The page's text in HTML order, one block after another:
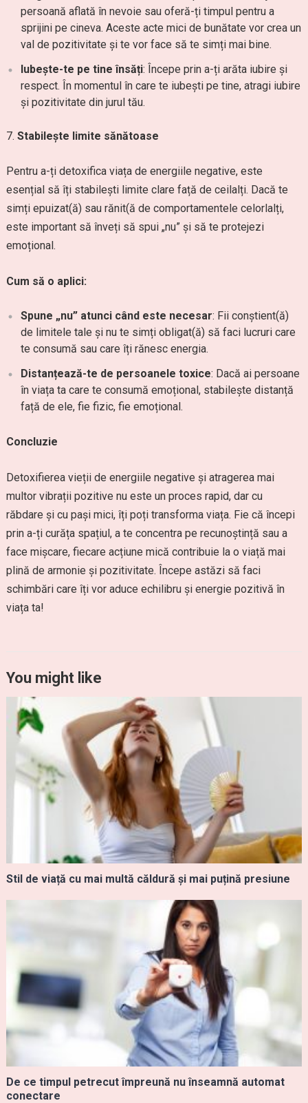
persoană aflată în nevoie sau oferă-ți timpul pentru a
sprijini pe cineva. Aceste acte mici de bunătate vor crea un
val de pozitivitate și te vor face să te simți mai bine.
Iubește-te pe tine însăți: Începe prin a-ți arăta iubire și
respect. În momentul în care te iubești pe tine, atragi iubire
și pozitivitate din jurul tău.
Stabilește limite sănătoase
Pentru a-ți detoxifica viața de energiile negative, este
esențial să îți stabilești limite clare față de ceilalți. Dacă te
simți epuizat(ă) sau rănit(ă de comportamentele celorlalți,
este important să înveți să spui „nu” și să te protejezi
emoțional.
Cum să o aplici:
Spune „nu” atunci când este necesar: Fii conștient(ă)
de limitele tale și nu te simți obligat(ă) să faci lucruri care
te consumă sau care îți rănesc energia.
Distanțează-te de persoanele toxice: Dacă ai persoane
în viața ta care te consumă emoțional, stabilește distanță
față de ele, fie fizic, fie emoțional.
Concluzie
Detoxifierea vieții de energiile negative și atragerea mai
multor vibrații pozitive nu este un proces rapid, dar cu
răbdare și cu pași mici, îți poți transforma viața. Fie că începi
prin a-ți curăța spațiul, a te concentra pe recunoștință sau a
face mișcare, fiecare acțiune mică contribuie la o viață mai
plină de armonie și pozitivitate. Începe astăzi să faci
schimbări care îți vor aduce echilibru și energie pozitivă în
viața ta!
You might like
Stil de viață cu mai multă căldură și mai puțină presiune
De ce timpul petrecut împreună nu înseamnă automat
conectare